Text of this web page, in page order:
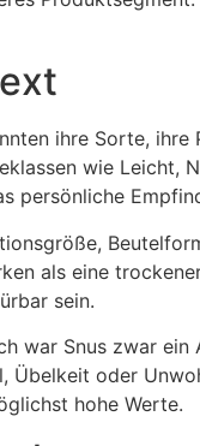
ihre Sorte, ihre
wie Leicht,
persönliche
als eine
sein.
war Snus zwar
oder
hohe Werte.